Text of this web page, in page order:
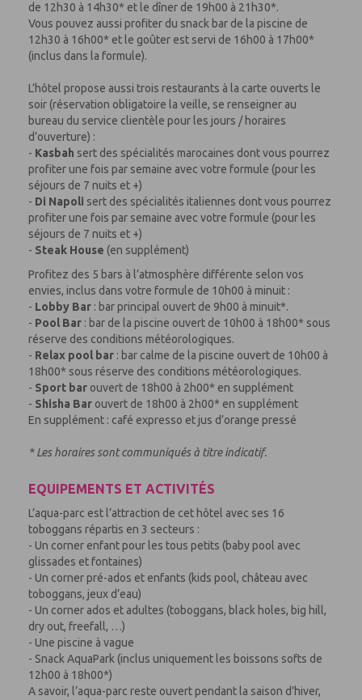
de 12h30 à 14h30* et le dîner de 19h00 à 21h30*.
Vous pouvez aussi profiter du snack bar de la piscine de
12h30 à 16h00* et le goûter est servi de 16h00 à 17h00*
(inclus dans la formule).
L’hôtel propose aussi trois restaurants à la carte ouverts le
soir (réservation obligatoire la veille, se renseigner au
bureau du service clientèle pour les jours / horaires
d’ouverture) :
- Kasbah sert des spécialités marocaines dont vous pourrez
profiter une fois par semaine avec votre formule (pour les
séjours de 7 nuits et +)
- Di Napoli sert des spécialités italiennes dont vous pourrez
profiter une fois par semaine avec votre formule (pour les
séjours de 7 nuits et +)
- Steak House (en supplément)
Profitez des 5 bars à l’atmosphère différente selon vos
envies, inclus dans votre formule de 10h00 à minuit :
- Lobby Bar : bar principal ouvert de 9h00 à minuit*.
- Pool Bar : bar de la piscine ouvert de 10h00 à 18h00* sous
réserve des conditions météorologiques.
- Relax pool bar : bar calme de la piscine ouvert de 10h00 à
18h00* sous réserve des conditions météorologiques.
- Sport bar ouvert de 18h00 à 2h00* en supplément
- Shisha Bar ouvert de 18h00 à 2h00* en supplément
En supplément : café expresso et jus d’orange pressé
*Les horaires sont communiqués à titre indicatif.
EQUIPEMENTS ET ACTIVITÉS
L’aqua-parc est l’attraction de cet hôtel avec ses 16
toboggans répartis en 3 secteurs :
- Un corner enfant pour les tous petits (baby pool avec
glissades et fontaines)
- Un corner pré-ados et enfants (kids pool, château avec
toboggans, jeux d’eau)
- Un corner ados et adultes (toboggans, black holes, big hill,
dry out, freefall, …)
- Une piscine à vague
- Snack AquaPark (inclus uniquement les boissons softs de
12h00 à 18h00*)
A savoir, l’aqua-parc reste ouvert pendant la saison d’hiver,